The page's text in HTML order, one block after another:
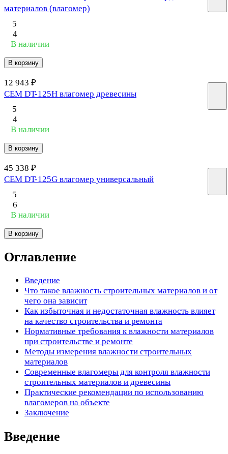
материалов (влагомер)
5
4
В наличии
В корзину
12 943 ₽
CEM DT-125H влагомер древесины
5
4
В наличии
В корзину
45 338 ₽
CEM DT-125G влагомер универсальный
5
6
В наличии
В корзину
Оглавление
Введение
Что такое влажность строительных материалов и от
чего она зависит
Как избыточная и недостаточная влажность влияет
на качество строительства и ремонта
Нормативные требования к влажности материалов
при строительстве и ремонте
Методы измерения влажности строительных
материалов
Современные влагомеры для контроля влажности
строительных материалов и древесины
Практические рекомендации по использованию
влагомеров на объекте
Заключение
Введение